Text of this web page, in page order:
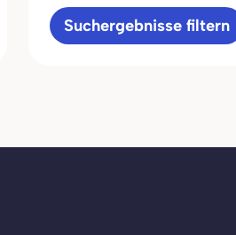
Suchergebnisse filtern